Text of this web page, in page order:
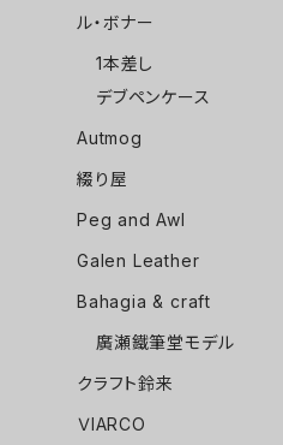
ル・ボナー
1本差し
デブペンケース
Autmog
綴り屋
Peg and Awl
Galen Leather
Bahagia & craft
廣瀬鐵筆堂モデル
クラフト鈴来
ＶIARCO